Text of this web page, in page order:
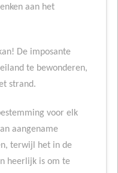
aan het
De imposante
te bewonderen,
strand.
voor elk
aangename
terwijl het in de
heerlijk is om te